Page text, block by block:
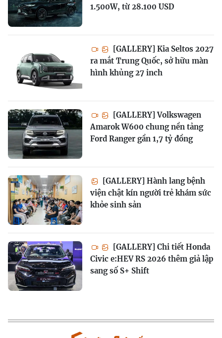
1.500W, từ 28.100 USD
[GALLERY] Kia Seltos 2027
ra mắt Trung Quốc, sở hữu màn
hình khủng 27 inch
[GALLERY] Volkswagen
Amarok W600 chung nền tảng
Ford Ranger gần 1,7 tỷ đồng
[GALLERY] Hành lang bệnh
viện chật kín người trẻ khám sức
khỏe sinh sản
[GALLERY] Chi tiết Honda
Civic e:HEV RS 2026 thêm giả lập
sang số S+ Shift